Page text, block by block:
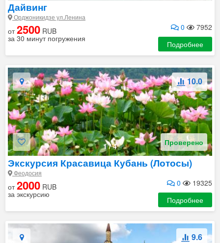
Дайвинг
Орджоникидзе ул.Ленина
0 7952
от2500 RUB
за 30 минут погружения
Подробнее
1/4
10.0
Проверено
Экскурсия Красавица Кубань (Лотосы)
Феодосия
0 19325
от2000 RUB
за экскурсию
Подробнее
9.6